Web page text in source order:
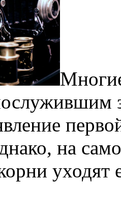
на